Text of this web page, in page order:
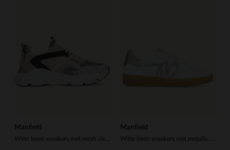
Manfield Manfield